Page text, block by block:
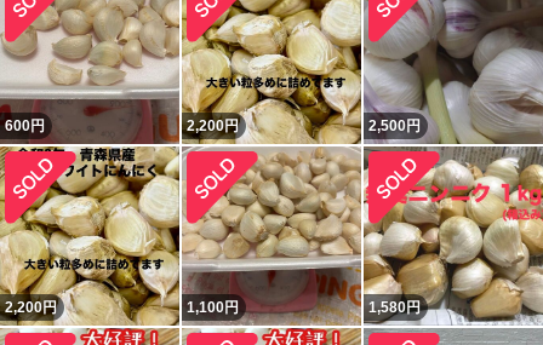
600円 2,200円 2,500円
2,200円 1,100円 1,580円